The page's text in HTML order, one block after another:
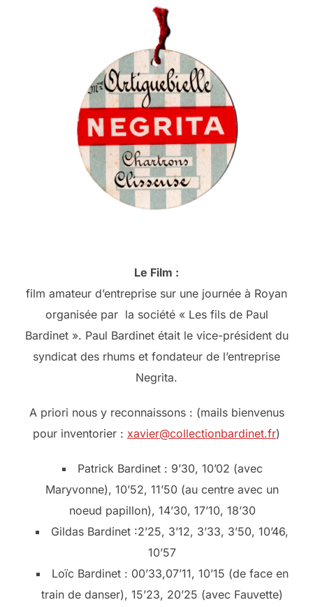
Le Film :
film amateur d’entreprise sur une journée à Royan
organisée par la société « Les fils de Paul
Bardinet ». Paul Bardinet était le vice-président du
syndicat des rhums et fondateur de l’entreprise
Negrita.
A priori nous y reconnaissons : (mails bienvenus
pour inventorier : xavier@collectionbardinet.fr)
Patrick Bardinet : 9’30, 10’02 (avec
Maryvonne), 10’52, 11’50 (au centre avec un
noeud papillon), 14’30, 17’10, 18’30
Gildas Bardinet :2’25, 3’12, 3’33, 3’50, 10’46,
10’57
Loïc Bardinet : 00’33,07’11, 10’15 (de face en
train de danser), 15’23, 20’25 (avec Fauvette)